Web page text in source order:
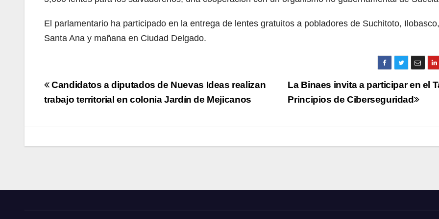
El parlamentario ha participado en la entrega de lentes gratuitos a pobladores de Suchitoto, Ilobasco,
Santa Ana y mañana en Ciudad Delgado.
Navegación
de
La Binaes invita a participar en el
Principios de Ciberseguridad
Candidatos a diputados de Nuevas Ideas realizan
trabajo territorial en colonia Jardín de Mejicanos